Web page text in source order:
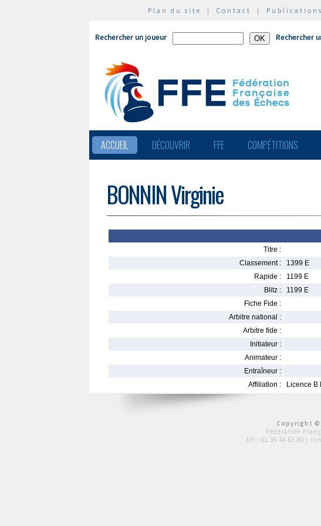
Plan du site | Contact | Publications
Rechercher un joueur Rechercher
ACCUEIL DÉCOUVRIR FFE COMPÉTITIONS
BONNIN Virginie
Titre :
Classement :
1399 E
Rapide :
1199 E
Blitz :
1199 E
Fiche Fide :
Arbitre national :
Arbitre fide :
Initiateur :
Animateur :
Entraîneur :
Affiliation :
Licence B
Copyright ©
Fédération
tél : 01 39 44 65 80 |